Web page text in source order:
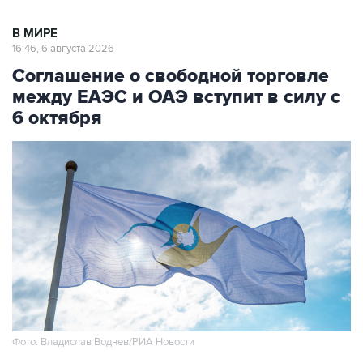
В МИРЕ
16:46, 6 августа 2026
Соглашение о свободной торговле
между ЕАЭС и ОАЭ вступит в силу с
6 октября
Фото: Владислав Воднев/РИА Новости